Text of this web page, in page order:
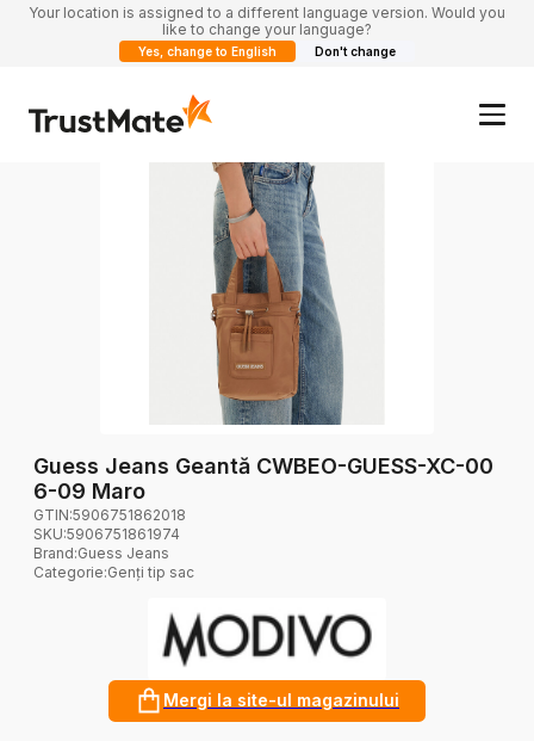
Your location is assigned to a different language version. Would you
like to change your language?
Yes, change to English Don't change
Guess Jeans Geantă CWBEO-GUESS-XC-00
6-09 Maro
GTIN:5906751862018
SKU:5906751861974
Brand:Guess Jeans
Categorie:Genți tip sac
Mergi la site-ul magazinului